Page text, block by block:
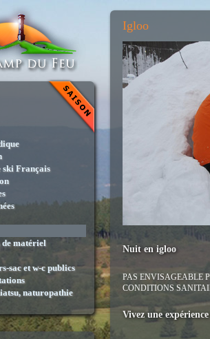
ski Français
matériel
sac et w-c publics
naturopathie
Igloo
Nuit en igloo
PAS ENVISAGEABLE
CONDITIONS
Vivez une